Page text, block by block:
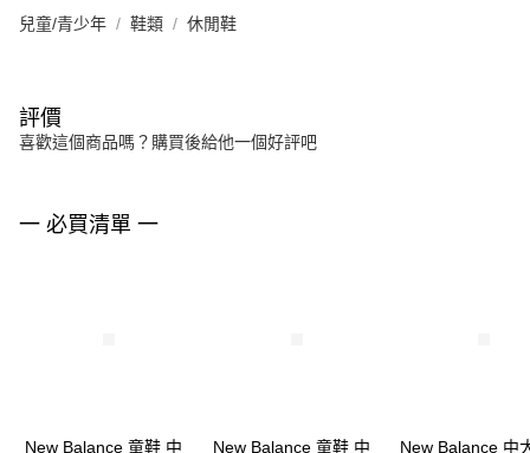
兒童/青少年 鞋類 休閒鞋
評價
喜歡這個商品嗎？購買後給他一個好評吧
一 必買清單 一
New Balance 童鞋 中 New Balance 童鞋 中 New Balance 中